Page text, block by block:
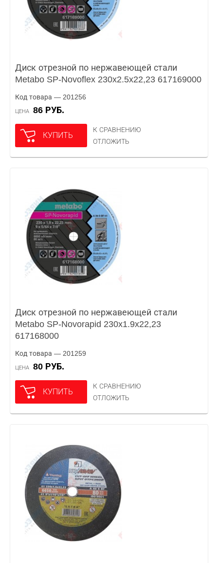
Диск отрезной по нержавеющей стали
Metabo SP-Novoflex 230x2.5x22,23 617169000
Код товара — 201256
ЦЕНА 86 РУБ.
КУПИТЬ
К СРАВНЕНИЮ
ОТЛОЖИТЬ
Диск отрезной по нержавеющей стали
Metabo SP-Novorapid 230x1.9x22,23
617168000
Код товара — 201259
ЦЕНА 80 РУБ.
КУПИТЬ
К СРАВНЕНИЮ
ОТЛОЖИТЬ